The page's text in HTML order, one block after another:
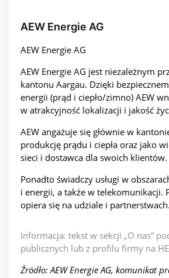
AEW Energie AG
AEW Energie AG
AEW Energie AG jest niezależnym
kantonu Aargau. Dzięki
energii (prąd i ciepło/zimno) AEW
w atrakcyjność lokalizacji i jakość
AEW angażuje się głównie w
produkcję prądu i ciepła oraz jako
sieci i dostawca dla swoich klientów.
Ponadto świadczy usługi w
i energii, a także w telekomunikacji.
opiera się na udziale i partnerstwach.
Informacja: tekst w sekcji „O nas”
publicznych lub z profilu firmy na
Źródło: AEW Energie AG, komunikat